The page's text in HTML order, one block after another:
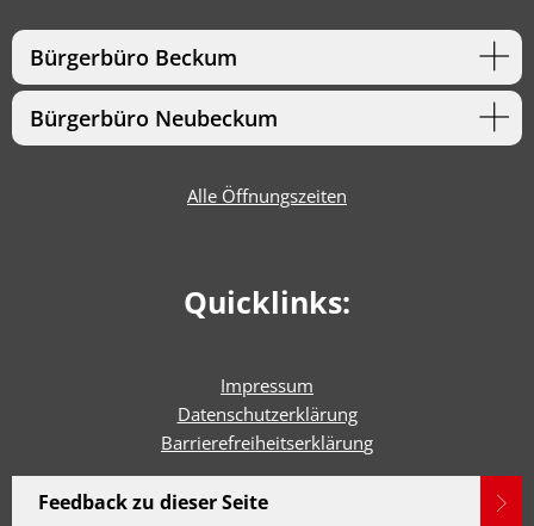
Bürgerbüro Beckum
Bürgerbüro Neubeckum
Alle Öffnungszeiten
Quicklinks:
Impressum
Datenschutzerklärung
Barrierefreiheitserklärung
Feedback zu dieser Seite